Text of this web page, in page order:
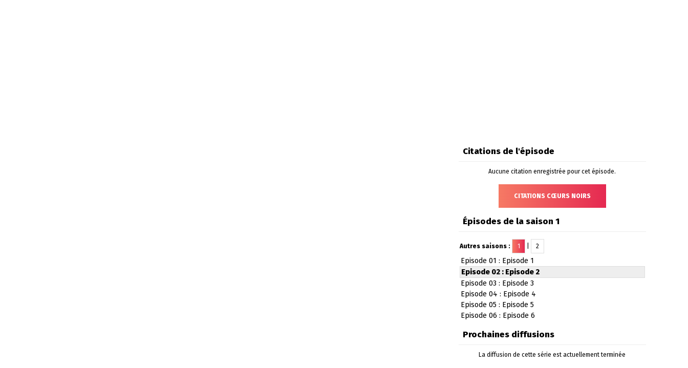
Citations de l'épisode
Aucune citation enregistrée pour cet épisode.
CITATIONS CŒURS NOIRS
Épisodes de la saison 1
Autres saisons : 1 2
Episode 01 : Episode 1
Episode 02 : Episode 2
Episode 03 : Episode 3
Episode 04 : Episode 4
Episode 05 : Episode 5
Episode 06 : Episode 6
Prochaines diffusions
La diffusion de cette série est actuellement terminée